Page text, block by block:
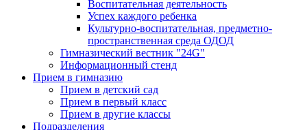
Воспитательная деятельность
Успех каждого ребенка
Культурно-воспитательная, предметно-
пространственная среда ОДОД
Гимназический вестник "24G"
Информационный стенд
Прием в гимназию
Прием в детский сад
Прием в первый класс
Прием в другие классы
Подразделения